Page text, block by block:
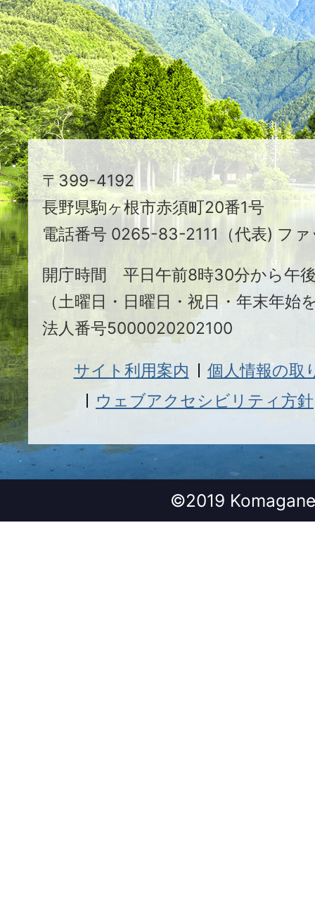
映
え
る
ま
ち
駒
ヶ
根
市
〒399-4192
長野県駒ヶ根市赤須町20番1号
電話番号 0265-83-2111（代表) フ
開庁時間 平日午前8時30分から午
（土曜日・日曜日・祝日・年末年始
法人番号5000020202100
サイト利用案内
個人情報の取
ウェブアクセシビリティ方針
©2019